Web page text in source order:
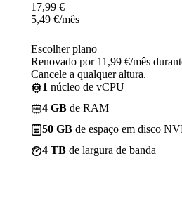
17,99 €
5,49 €/mês
Escolher plano
Renovado por 11,99 €/mês
Cancele a qualquer altura.
1 núcleo de vCPU
4 GB de RAM
50 GB de espaço em disco
4 TB de largura de banda